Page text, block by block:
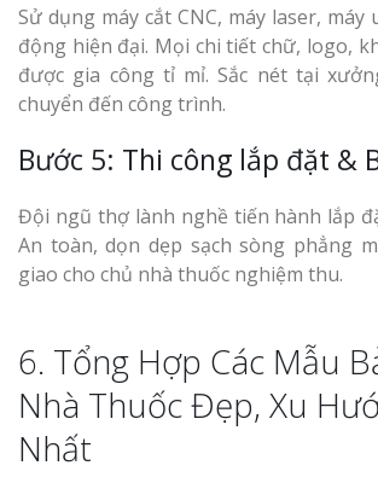
Sử dụng máy cắt CNC, máy laser,
động hiện đại. Mọi chi tiết chữ, logo,
được gia công tỉ mỉ. Sắc nét tại
chuyển đến công trình.
Bước 5: Thi công lắp đặt &
Đội ngũ thợ lành nghề tiến hành lắp
An toàn, dọn dẹp sạch sòng phẳng
giao cho chủ nhà thuốc nghiệm thu.
6. Tổng Hợp Các Mẫu
Nhà Thuốc Đẹp, Xu
Nhất